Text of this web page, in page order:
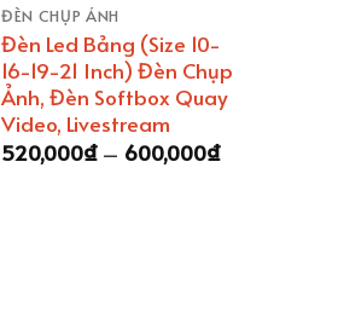
ĐÈN CHỤP ẢNH
Đèn Led Bảng (Size 10-
16-19-21 Inch) Đèn Chụp
Ảnh, Đèn Softbox Quay
Video, Livestream
520,000₫ – 600,000₫Khoảng